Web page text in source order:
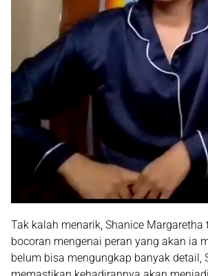
Tak kalah menarik, Shanice Margaretha
bocoran mengenai peran yang akan ia
belum bisa mengungkap banyak detail,